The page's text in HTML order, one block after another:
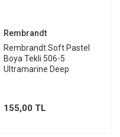
Rembrandt
Rembrandt Soft Pastel
Boya Tekli 506-5
Ultramarine Deep
155,00 TL